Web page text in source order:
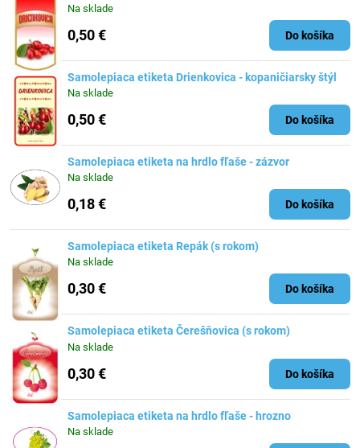
Na sklade
0,50 € Do košíka
Samolepiaca etiketa Drienkovica - kopaničiarsky štýl
Na sklade
0,50 € Do košíka
Samolepiaca etiketa na hrdlo fľaše - zázvor
Na sklade
0,18 € Do košíka
Samolepiaca etiketa Repák (s rokom)
Na sklade
0,30 € Do košíka
Samolepiaca etiketa Čerešňovica (s rokom)
Na sklade
0,30 € Do košíka
Samolepiaca etiketa na hrdlo fľaše - hrozno
Na sklade